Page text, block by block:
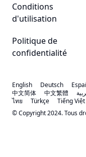
Conditions
d'utilisation
Politique de
confidentialité
English Deutsch
中文简体
中文繁體
ไทย
Türkçe
Tiếng Việt
© Copyright 2024. Tous